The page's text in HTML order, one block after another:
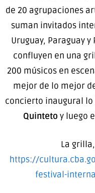
de 20 agrupaciones
suman invitados
Uruguay, Paraguay
confluyen en una
200 músicos en
mejor de lo mejor
concierto inaugural
Quinteto y luego
La
https://
festival-